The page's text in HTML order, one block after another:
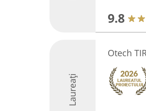
9.8
Laureați
Otech